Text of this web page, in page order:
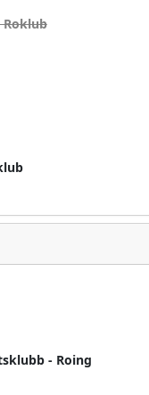
- Roing